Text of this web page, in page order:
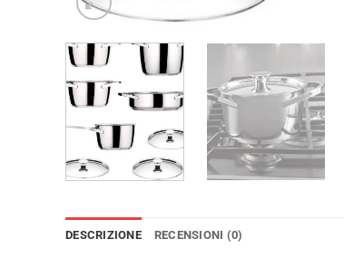
DESCRIZIONE RECENSIONI (0)